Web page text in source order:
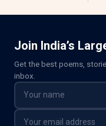
Join India’s
Get the best poems,
inbox.